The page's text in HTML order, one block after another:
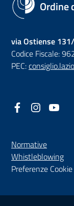
Ordine
via Ostiense
Codice Fiscale:
PEC:
Facebook
(nuovaInstagram
(nuova
Normative
Whistleblowing
Preferenze Cookie